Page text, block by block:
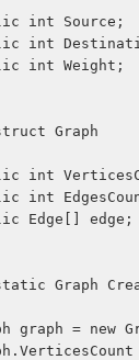
int Source;
int
int Weight;
Graph
int
int
Edge[] edge;
Graph
graph = new